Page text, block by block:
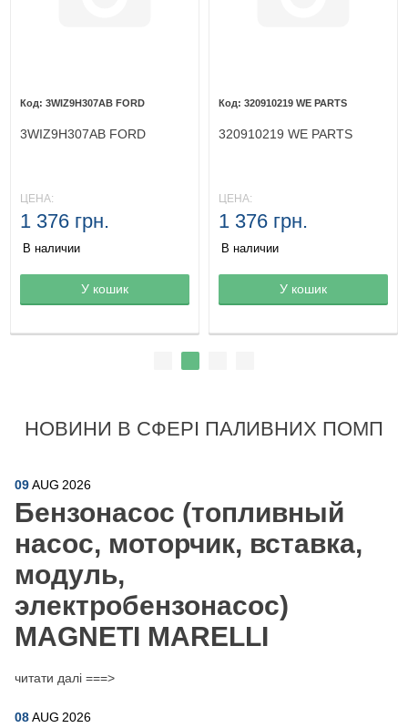
Товар в корзине
3WIZ9H307AB FORD
3WIZ9H307AB FORD
ЦЕНА:
1 376 грн.
В наличии
У кошик Товар в корзине
320910219 WE PARTS
320910219 WE PARTS
ЦЕНА:
1 376 грн.
В наличии
У кошик
НОВИНИ В СФЕРІ ПАЛИВНИХ ПОМП
09AUG 2026
Бензонасос (топливный
насос, моторчик, вставка,
модуль,
электробензонасос)
MAGNETI MARELLI
читати далі ===>
08AUG 2026